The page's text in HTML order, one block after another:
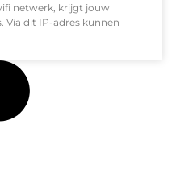
netwerk, krijgt jouw
Via dit IP-adres kunnen